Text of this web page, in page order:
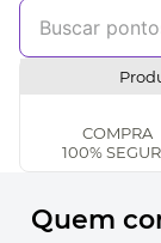
COMPRA
100%
Quem